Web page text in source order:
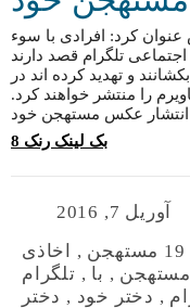
کرد: افرادی با سوء
تلگرام قصد دارند
و تهدید کرده اند در
را منتشر خواهند کرد.
بک لینک رنک 8
آوریل 7, 2016
, اخاذی
, با , تلگرام
, دختر خود, دختر